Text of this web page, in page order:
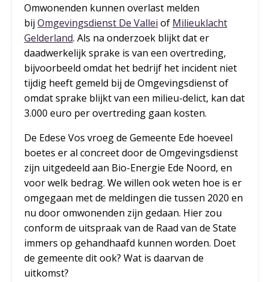
Omwonenden kunnen overlast melden
bij Omgevingsdienst De Vallei of Milieuklacht
Gelderland. Als na onderzoek blijkt dat er
daadwerkelijk sprake is van een overtreding,
bijvoorbeeld omdat het bedrijf het incident niet
tijdig heeft gemeld bij de Omgevingsdienst of
omdat sprake blijkt van een milieu-delict, kan dat
3.000 euro per overtreding gaan kosten.
De Edese Vos vroeg de Gemeente Ede hoeveel
boetes er al concreet door de Omgevingsdienst
zijn uitgedeeld aan Bio-Energie Ede Noord, en
voor welk bedrag. We willen ook weten hoe is er
omgegaan met de meldingen die tussen 2020 en
nu door omwonenden zijn gedaan. Hier zou
conform de uitspraak van de Raad van de State
immers op gehandhaafd kunnen worden. Doet
de gemeente dit ook? Wat is daarvan de
uitkomst?